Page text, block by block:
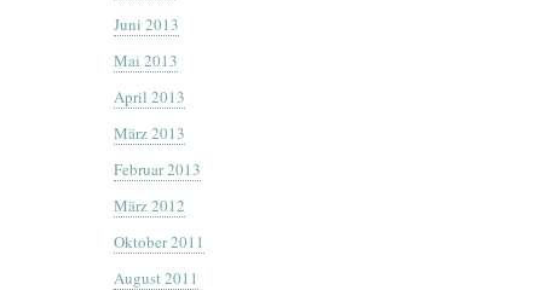
Juni 2013
Mai 2013
April 2013
März 2013
Februar 2013
März 2012
Oktober 2011
August 2011